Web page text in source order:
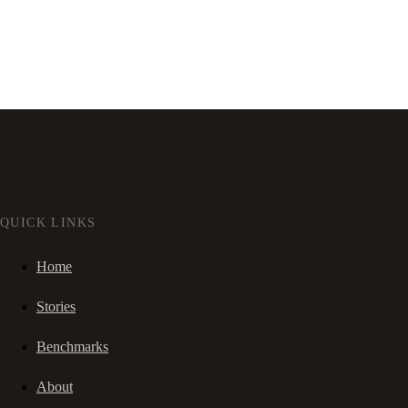
QUICK LINKS
Home
Stories
Benchmarks
About